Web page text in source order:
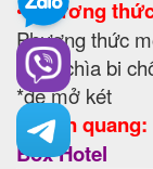
•Phương
Phương thức
khoá chìa bi
*để mở két
• Phản quang:
Box Hotel